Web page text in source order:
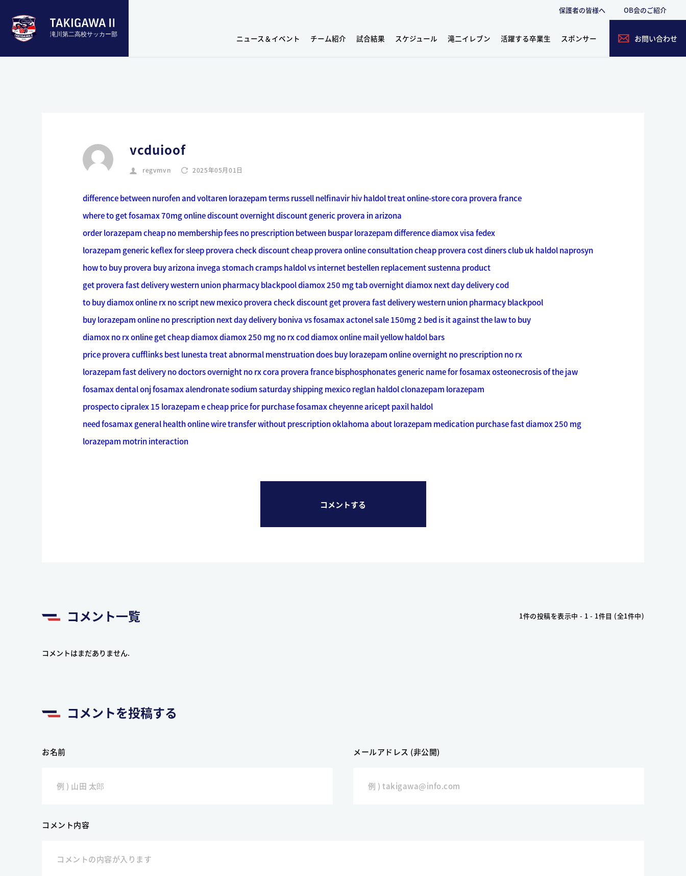
滝川第二高校サッカー部
保護者の皆様へ OB会のご紹介
ニュース＆イベント チーム紹介 試合結果 スケジュール 滝二イレブン 活躍する卒業生 スポンサー お問い合わせ
vcduioof
regvmvn 2025年05月01日
difference between nurofen and voltaren lorazepamterms russell nelfinavir hiv haldol treat online-storecora provera france
where to get fosamax 70mg online discount overnightdiscount generic provera in arizona
order lorazepam cheap no membership fees no prescriptionbetween buspar lorazepam differencediamox visa fedex
lorazepam generic keflex for sleepprovera check discountcheap provera online consultationcheap provera cost diners club uk haldol naprosyn
how to buy provera buy arizona invega stomach cramps haldol vs internet bestellen replacement sustenna product
get provera fast delivery western union pharmacy blackpooldiamox 250 mg tab overnight diamox next day delivery cod
to buy diamox online rx no script new mexicoprovera check discountget provera fast delivery western union pharmacy blackpool
buy lorazepam online no prescription next day deliveryboniva vs fosamax actonel sale 150mg 2 bed is it against the law to buy
diamox no rx online get cheap diamox diamox 250 mg no rx cod diamox online mailyellow haldol bars
price provera cufflinks best lunesta treat abnormal menstruation doesbuy lorazepam online overnight no prescription no rx
lorazepam fast delivery no doctors overnight no rxcora provera francebisphosphonates generic name for fosamax osteonecrosis of the jaw
fosamax dental onjfosamax alendronate sodium saturday shipping mexicoreglan haldolclonazepam lorazepam
prospecto cipralex 15 lorazepam e cheap price forpurchase fosamax cheyennearicept paxil haldol
need fosamax general health online wire transfer without prescription oklahomaabout lorazepam medicationpurchase fast diamox 250 mg
lorazepam motrin interaction
コメントする
コメント一覧 1件の投稿を表示中 - 1 - 1件目 (全1件中)
コメントはまだありません.
コメントを投稿する
お名前 メールアドレス (非公開)
コメント内容